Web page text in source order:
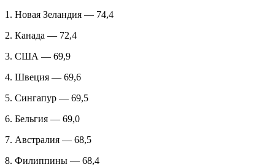
1. Новая Зеландия — 74,4
2. Канада — 72,4
3. США — 69,9
4. Швеция — 69,6
5. Сингапур — 69,5
6. Бельгия — 69,0
7. Австралия — 68,5
8. Филиппины — 68,4